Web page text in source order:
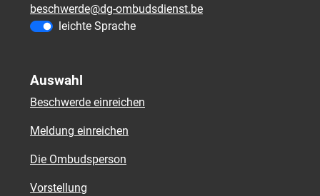
beschwerde@dg-ombudsdienst.be
leichte Sprache
Auswahl
Beschwerde einreichen
Meldung einreichen
Die Ombudsperson
Vorstellung